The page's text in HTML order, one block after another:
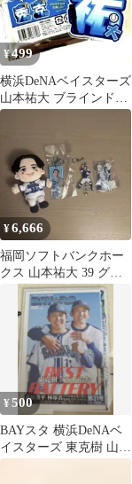
¥499
横浜DeNAベイスターズ
山本祐大 ブラインドア
クリルネームバッジ
¥6,666
福岡ソフトバンクホー
クス 山本祐大 39 グッ
ズセット
¥500
BAYスタ 横浜DeNAベ
イスターズ 東克樹 山本
祐大 森原康平